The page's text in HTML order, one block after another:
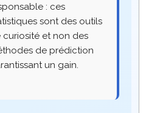
: ces
sont des outils
curiosité et non des
de prédiction
un gain.